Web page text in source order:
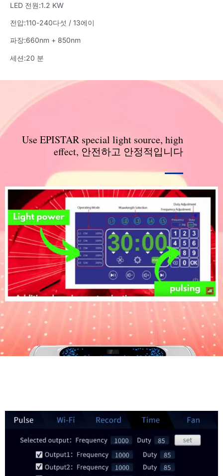
LED 전원:1.2 KW
전압:110-240다섯 / 13에이
파장:660nm + 850nm
세션:20 분
Use EPISTAR special light source, high
effect, 안전하고 안정적입니다